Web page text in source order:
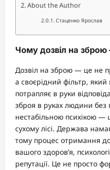
About the Author
Стаценко Ярослав
Чому дозвіл на
Дозвіл на зброю — це не
а своєрідний фільтр,
потрапляє в руки
зброя в руках людини без
нестабільною психікою —
сухому лісі. Держава
тому процес отримання
вашого здоров’я,
репутації. Це не просто